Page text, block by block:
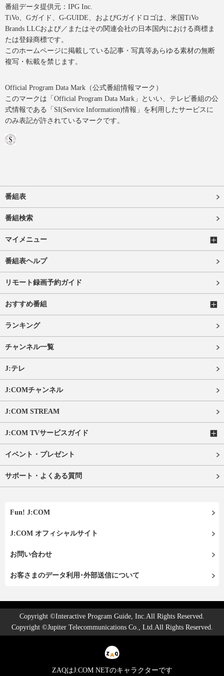
番組データ提供元：IPG Inc.
TiVo、Gガイド、G-GUIDE、およびGガイドロゴは、米国TiVo
Brands LLCおよび／またはその関連会社の日本国内における商標ま
たは登録商標です。
このホームページに掲載している記事・写真等あらゆる素材の無断
複写・転載を禁じます。
Official Program Data Mark（公式番組情報マーク）
このマークは「Official Program Data Mark」といい、テレビ番組の公
式情報である「SI(Service Information)情報」を利用したサービスに
のみ表記が許されているマークです。
番組表
番組検索
マイメニュー
番組表ヘルプ
リモート録画予約ガイド
おすすめ番組
ランキング
チャンネル一覧
J:テレ
J:COMチャンネル
J:COM STREAM
J:COM TVサービスガイド
イベント・プレゼント
サポート・よくある質問
Fun! J:COM
J:COM オフィシャルサイト
お問い合わせ
お客さまのデータ利用･外部送信について
Copyright ©Interactive Program Guide, Inc.All Rights Reserved.
Copyright ©Jupiter Telecommunications Co., Ltd.All Rights Reserved.
ZAQはJ:COM NETのキャラクターです